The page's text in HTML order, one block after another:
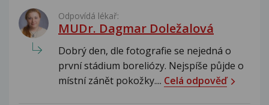
Odpovídá lékař:
MUDr. Dagmar Doležalová
Dobrý den, dle fotografie se nejedná o
první stádium boreliózy. Nejspíše půjde o
místní zánět pokožky.... Celá odpověď